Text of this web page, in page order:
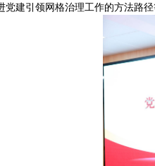
党建引领网格治理工作的方法路